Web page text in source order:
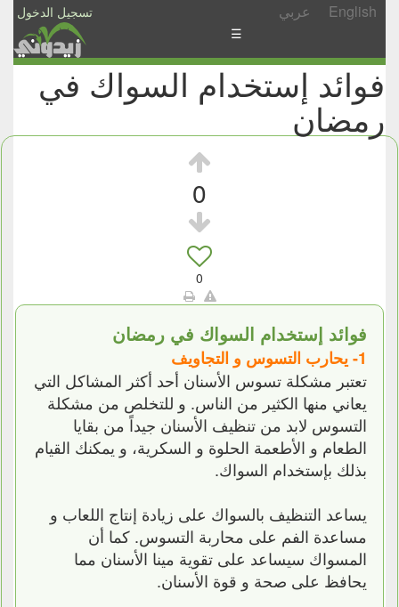
تسجيل الدخول عربي English
الأخبار
الأسئلة
والمشاركات
☰
فوائد إستخدام السواك في
رمضان
0
0
فوائد إستخدام السواك في رمضان
1- يحارب التسوس و التجاويف
تعتبر مشكلة تسوس الأسنان أحد أكثر المشاكل التي
يعاني منها الكثير من الناس. و للتخلص من مشكلة
التسوس لابد من تنظيف الأسنان جيداً من بقايا
الطعام و الأطعمة الحلوة و السكرية، و يمكنك القيام
بذلك بإستخدام السواك.
يساعد التنظيف بالسواك على زيادة إنتاج اللعاب و
مساعدة الفم على محاربة التسوس. كما أن
المسواك سيساعد على تقوية مينا الأسنان مما
يحافظ على صحة و قوة الأسنان.